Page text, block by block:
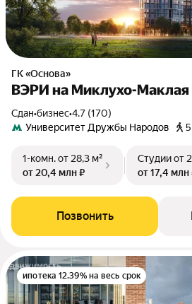
ГК «Основа»
ВЭРИ на Миклухо-Маклая
Сдан•бизнес•4.7 (170)
Университет Дружбы Народов
1-комн.от 28,3 м²
от 20,4 млн ₽
Студииот
от 17,4 млн
Позвонить
ипотека 12.39% на весь срок